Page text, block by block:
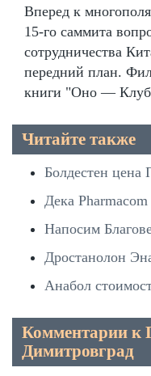
Вперед к
15-го саммита
сотрудничества
передний план.
книги "Оно — Клуб
Читайте также
Болдестен цена
Дека
Напосим
Дростанолон
Анабол
Комментарии к
Димитровград